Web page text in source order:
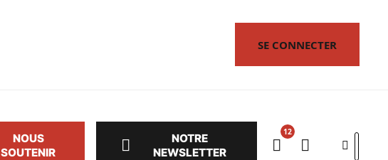
SE CONNECTER
NOUS
SOUTENIR
NOTRE
NEWSLETTER